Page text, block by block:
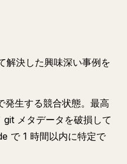
決した興味深い事例を
発生する競合状態。最高
メタデータを破損して
で 1 時間以内に特定で